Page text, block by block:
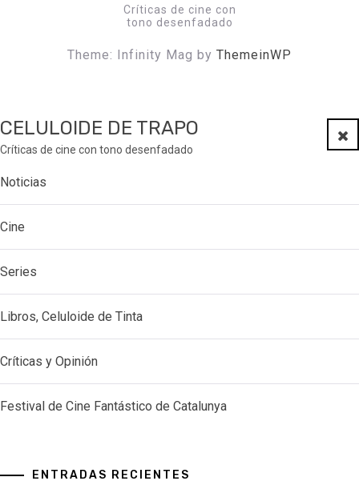
Críticas de cine con
tono desenfadado
Theme: Infinity Mag by ThemeinWP
CELULOIDE DE TRAPO
Críticas de cine con tono desenfadado
Noticias
Cine
Series
Libros, Celuloide de Tinta
Críticas y Opinión
Festival de Cine Fantástico de Catalunya
ENTRADAS RECIENTES